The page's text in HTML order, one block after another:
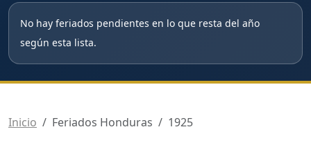
No hay feriados pendientes en lo que resta del año
según esta lista.
Inicio Feriados Honduras 1925